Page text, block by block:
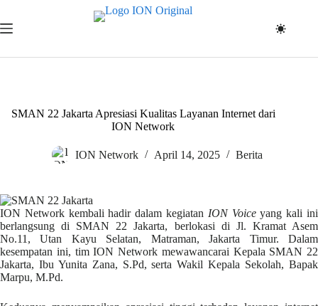
content
SMAN 22 Jakarta Apresiasi Kualitas Layanan Internet dari
ION Network
ION Network April 14, 2025 Berita
ION Network kembali hadir dalam kegiatan ION Voiceyang kali ini
berlangsung di SMAN 22 Jakarta, berlokasi di Jl. Kramat Asem
No.11, Utan Kayu Selatan, Matraman, Jakarta Timur. Dalam
kesempatan ini, tim ION Network mewawancarai Kepala SMAN 22
Jakarta, Ibu Yunita Zana, S.Pd, serta Wakil Kepala Sekolah, Bapak
Marpu, M.Pd.